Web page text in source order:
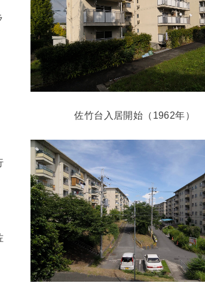
佐竹台入居開始（1962年）